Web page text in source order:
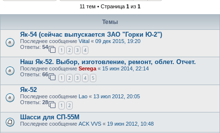
11 тем • Страница 1 из 1
Темы
Як-54 (сейчас выпускается ЗАО "Горки Ю-2")
Последнее сообщение Viital « 09 дек 2015, 19:20
Ответы: 54
1 2 3 4
Наш Як-52. Выбор, изготовление, ремонт, облет. Отчет.
Последнее сообщение Serega « 15 июн 2014, 22:14
Ответы: 66
1 2 3 4 5
Як-52
Последнее сообщение Lao « 13 июл 2012, 20:05
Ответы: 28
1 2
Шасси для СП-55М
Последнее сообщение ACK VVS « 19 июн 2012, 10:48